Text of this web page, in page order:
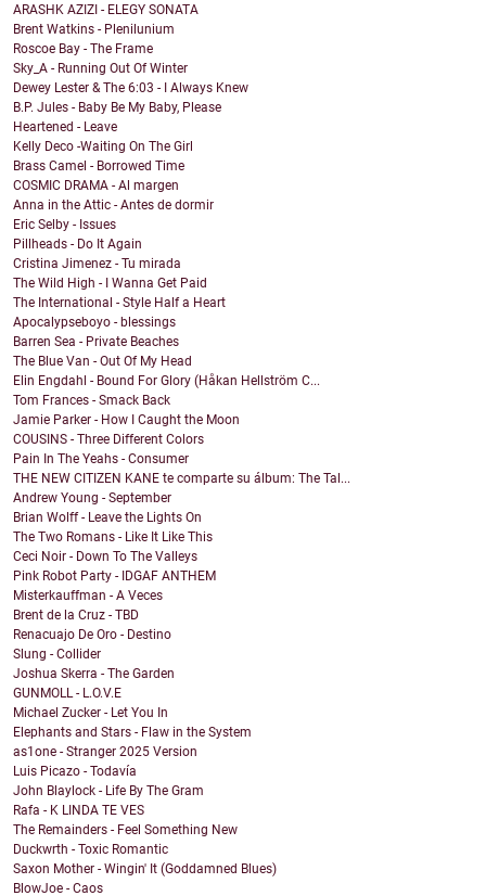
ARASHK AZIZI - ELEGY SONATA
Brent Watkins - Plenilunium
Roscoe Bay - The Frame
Sky_A - Running Out Of Winter
Dewey Lester & The 6:03 - I Always Knew
B.P. Jules - Baby Be My Baby, Please
Heartened - Leave
Kelly Deco -Waiting On The Girl
Brass Camel - Borrowed Time
COSMIC DRAMA - Al margen
Anna in the Attic - Antes de dormir
Eric Selby - Issues
Pillheads - Do It Again
Cristina Jimenez - Tu mirada
The Wild High - I Wanna Get Paid
The International - Style Half a Heart
Apocalypseboyo - blessings
Barren Sea - Private Beaches
The Blue Van - Out Of My Head
Elin Engdahl - Bound For Glory (Håkan Hellström C...
Tom Frances - Smack Back
Jamie Parker - How I Caught the Moon
COUSINS - Three Different Colors
Pain In The Yeahs - Consumer
THE NEW CITIZEN KANE te comparte su álbum: The Tal...
Andrew Young - September
Brian Wolff - Leave the Lights On
The Two Romans - Like It Like This
Ceci Noir - Down To The Valleys
Pink Robot Party - IDGAF ANTHEM
Misterkauffman - A Veces
Brent de la Cruz - TBD
Renacuajo De Oro - Destino
Slung - Collider
Joshua Skerra - The Garden
GUNMOLL - L.O.V.E
Michael Zucker - Let You In
Elephants and Stars - Flaw in the System
as1one - Stranger 2025 Version
Luis Picazo - Todavía
John Blaylock - Life By The Gram
Rafa - K LINDA TE VES
The Remainders - Feel Something New
Duckwrth - Toxic Romantic
Saxon Mother - Wingin' It (Goddamned Blues)
BlowJoe - Caos